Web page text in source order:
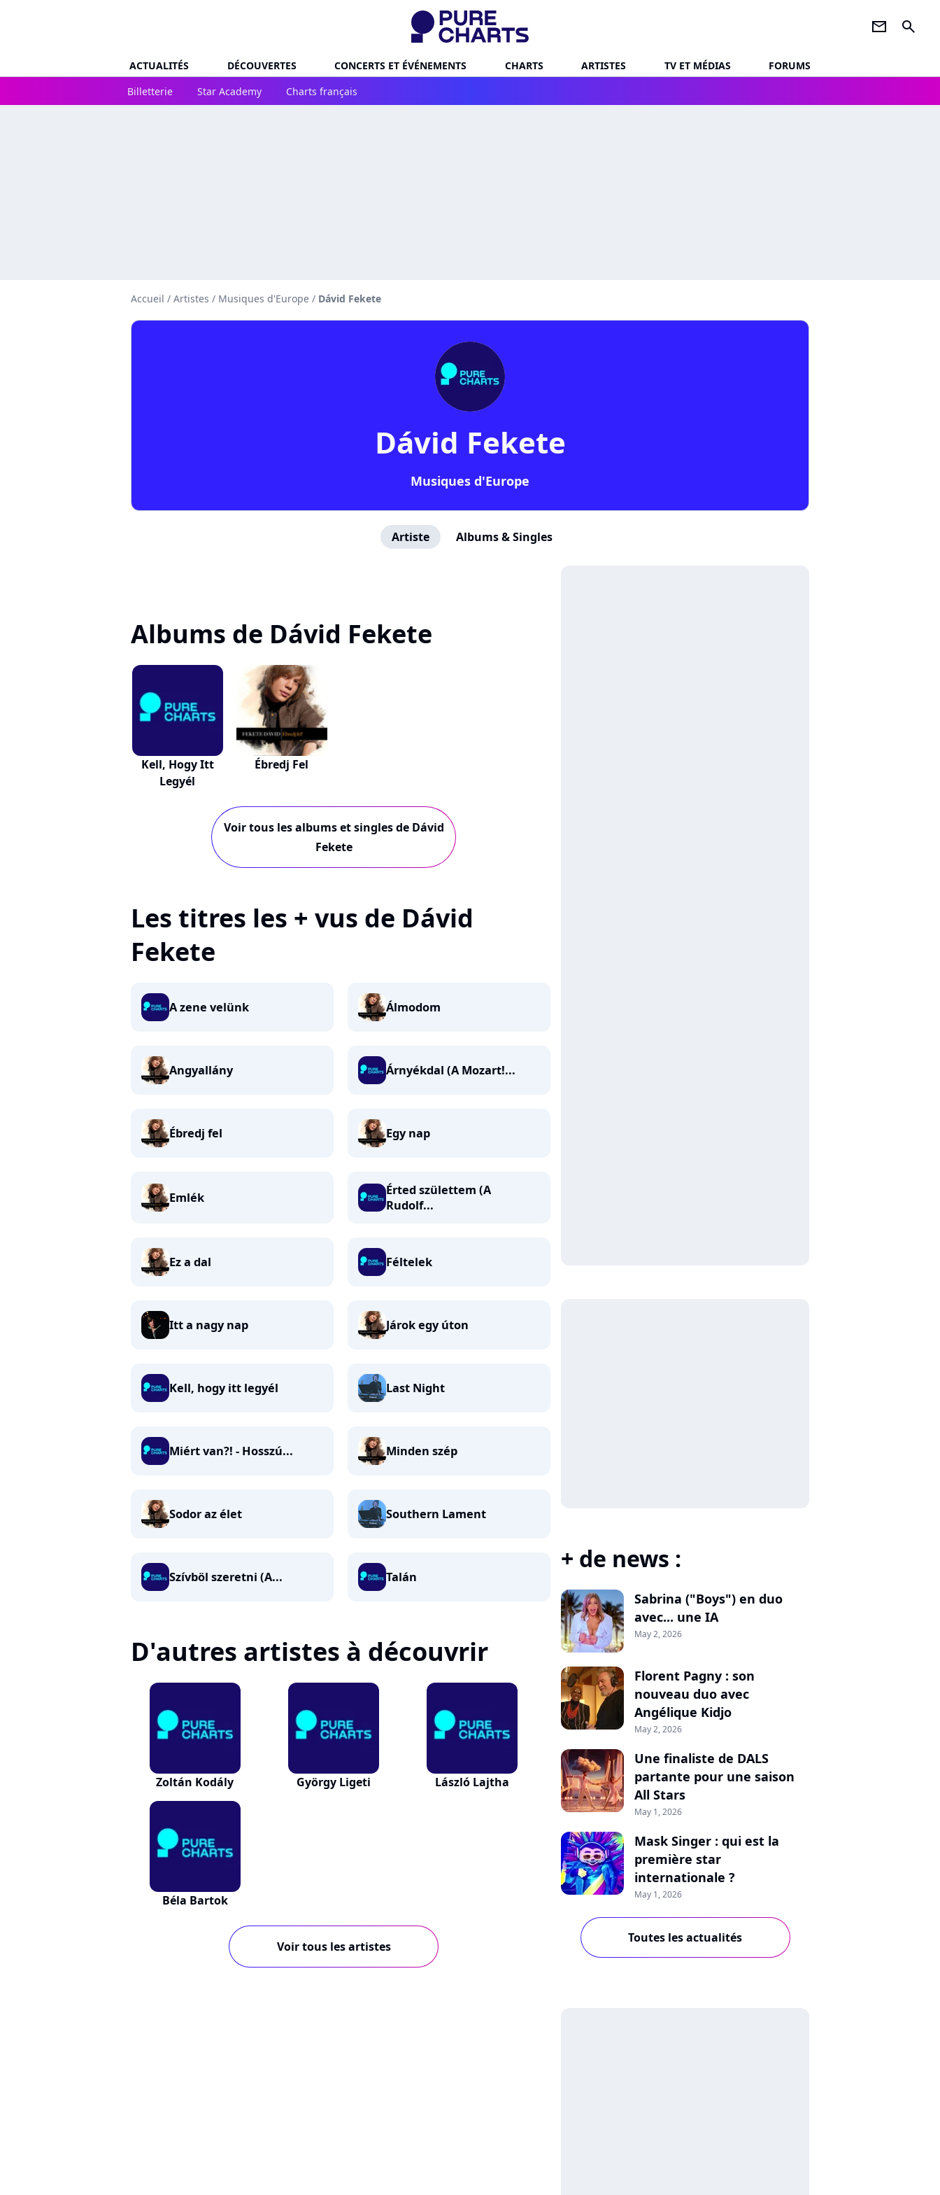
newsletter search
ACTUALITÉS DÉCOUVERTES CONCERTS ET ÉVÉNEMENTS CHARTS ARTISTES TV ET MÉDIAS
FORUMS
Billetterie
Star Academy Charts français
Accueil / Artistes / Musiques d'Europe / Dávid Fekete
Dávid Fekete
Musiques d'Europe
Artiste Albums & Singles
Albums de Dávid Fekete
Kell, Hogy Itt
Legyél
Ébredj Fel
Voir tous les albums et singles de Dávid
Fekete
Les titres les + vus de Dávid
Fekete
A zene velünk Álmodom
Angyallány Árnyékdal (A Mozart!...
Ébredj fel Egy nap
Emlék
Érted születtem (A
Rudolf...
Ez a dal Féltelek
Itt a nagy nap Járok egy úton
Kell, hogy itt legyél Last Night
Miért van?! - Hosszú... Minden szép
Sodor az élet Southern Lament
Szívböl szeretni (A... Talán
D'autres artistes à découvrir
Zoltán Kodály György Ligeti László Lajtha
Béla Bartok
Voir tous les artistes
+ de news :
Sabrina ("Boys") en duo
avec... une IA
May 2, 2026
Florent Pagny : son
nouveau duo avec
Angélique Kidjo
May 2, 2026
Une finaliste de DALS
partante pour une saison
All Stars
May 1, 2026
Mask Singer : qui est la
première star
internationale ?
May 1, 2026
Toutes les actualités